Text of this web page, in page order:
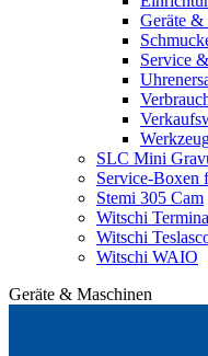
Geräte &
Service
SLC Mini
Service-Boxen
Stemi 305 Cam
Witschi
Witschi
Witschi WAIO
Geräte & Maschinen